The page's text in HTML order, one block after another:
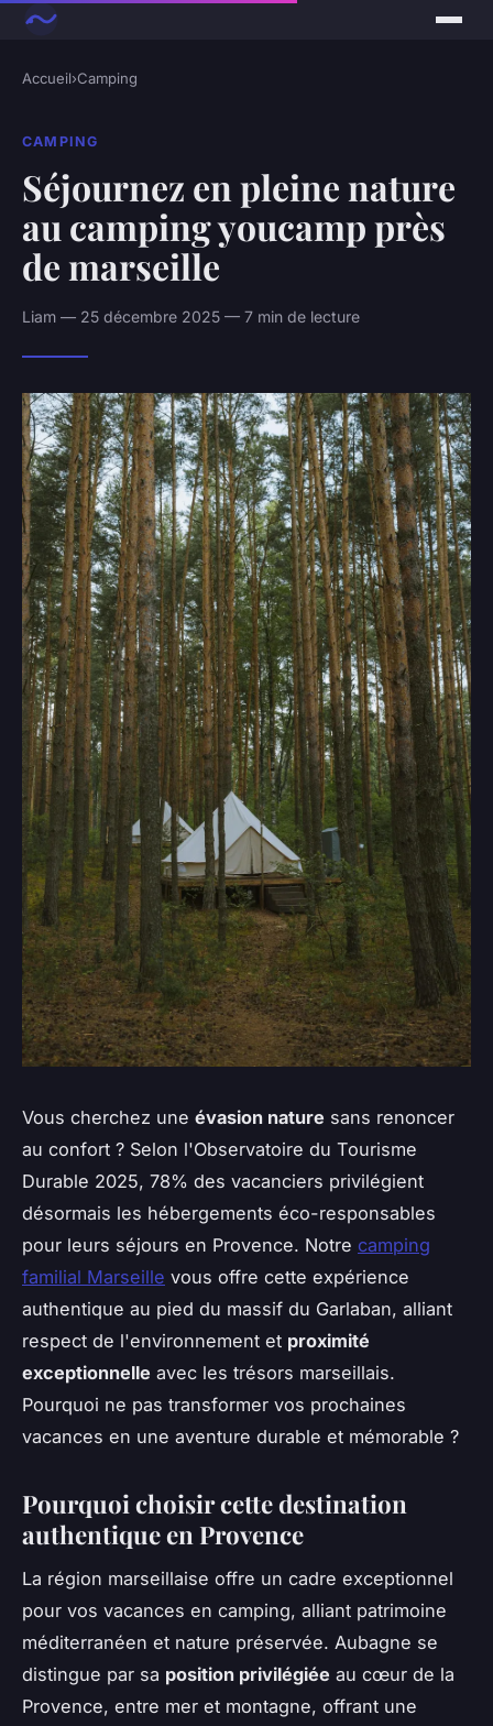
Accueil›Camping
CAMPING
Séjournez en pleine nature
au camping youcamp près
de marseille
Liam — 25 décembre 2025 — 7 min de lecture
Vous cherchez une évasion nature sans renoncer
au confort ? Selon l'Observatoire du Tourisme
Durable 2025, 78% des vacanciers privilégient
désormais les hébergements éco-responsables
pour leurs séjours en Provence. Notre camping
familial Marseille vous offre cette expérience
authentique au pied du massif du Garlaban, alliant
respect de l'environnement et proximité
exceptionnelle avec les trésors marseillais.
Pourquoi ne pas transformer vos prochaines
vacances en une aventure durable et mémorable ?
Pourquoi choisir cette destination
authentique en Provence
La région marseillaise offre un cadre exceptionnel
pour vos vacances en camping, alliant patrimoine
méditerranéen et nature préservée. Aubagne se
distingue par sa position privilégiée au cœur de la
Provence, entre mer et montagne, offrant une